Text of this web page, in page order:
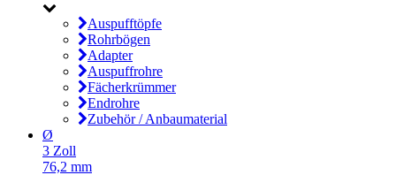
Auspufftöpfe
Rohrbögen
Adapter
Auspuffrohre
Fächerkrümmer
Endrohre
Zubehör / Anbaumaterial
Ø
3 Zoll
76,2 mm